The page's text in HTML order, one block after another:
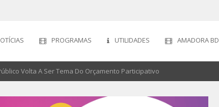
PROGRAMAS UTILIDADES AMADORA BD
Volta A Ser Tema Do Orçamento Participativo